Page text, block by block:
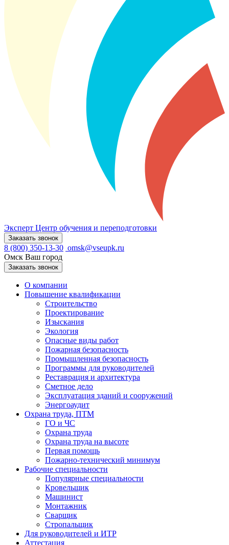
Эксперт Центр обучения и переподготовки
Заказать звонок
8 (800) 350-13-30 omsk@vseupk.ru
Омск Ваш город
Заказать звонок
О компании
Повышение квалификации
Строительство
Проектирование
Изыскания
Экология
Опасные виды работ
Пожарная безопасность
Промышленная безопасность
Программы для руководителей
Реставрация и архитектура
Сметное дело
Эксплуатация зданий и сооружений
Энергоаудит
Охрана труда, ПТМ
ГО и ЧС
Охрана труда
Охрана труда на высоте
Первая помощь
Пожарно-технический минимум
Рабочие специальности
Популярные специальности
Кровельщик
Машинист
Монтажник
Сварщик
Стропальщик
Для руководителей и ИТР
Аттестация